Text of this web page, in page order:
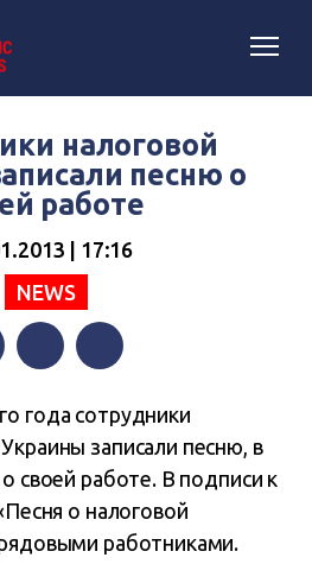
налоговой
песню о
работе
| 17:16
NEWS
года сотрудники
записали песню, в
своей работе. В подписи к
о налоговой
работниками.